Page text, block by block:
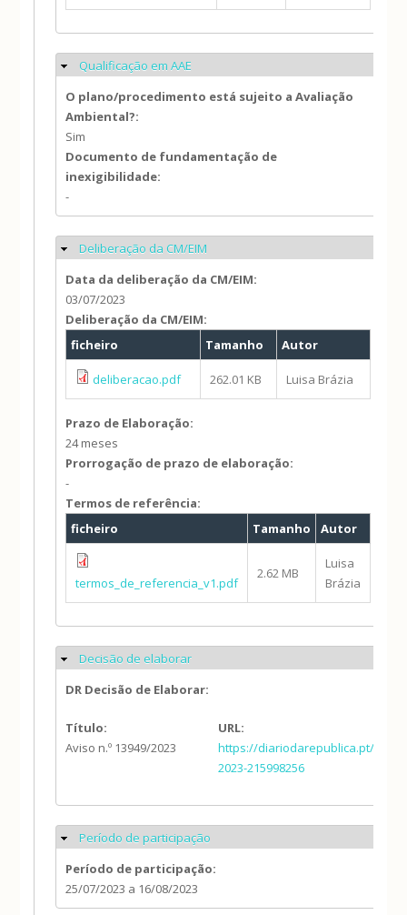
Ocultar
Qualificação em AAE
O plano/procedimento está sujeito a Avaliação
Ambiental?:
Sim
Documento de fundamentação de
inexigibilidade:
-
Ocultar
Deliberação da CM/EIM
Data da deliberação da CM/EIM:
03/07/2023
Deliberação da CM/EIM:
ficheiro
Tamanho Autor
deliberacao.pdf 262.01 KB Luisa Brázia
Prazo de Elaboração:
24 meses
Prorrogação de prazo de elaboração:
-
Termos de referência:
ficheiro
Tamanho Autor
termos_de_referencia_v1.pdf
2.62 MB
Luisa
Brázia
Ocultar
Decisão de elaborar
DR Decisão de Elaborar:
Título:
Aviso n.º 13949/2023
URL:
https://diariodarepublica.pt/dr/
2023-215998256
Ocultar
Período de participação
Período de participação:
25/07/2023 a 16/08/2023